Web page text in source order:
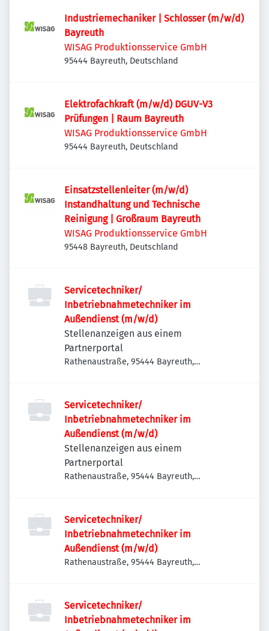
Industriemechaniker | Schlosser (m/w/d)
Bayreuth
WISAG Produktionsservice GmbH
95444 Bayreuth, Deutschland
Elektrofachkraft (m/w/d) DGUV-V3
Prüfungen | Raum Bayreuth
WISAG Produktionsservice GmbH
95444 Bayreuth, Deutschland
Einsatzstellenleiter (m/w/d)
Instandhaltung und Technische
Reinigung | Großraum Bayreuth
WISAG Produktionsservice GmbH
95448 Bayreuth, Deutschland
Servicetechniker/
Inbetriebnahmetechniker im
Außendienst (m/w/d)
Stellenanzeigen aus einem
Partnerportal
Rathenaustraße, 95444 Bayreuth,
Servicetechniker/
Inbetriebnahmetechniker im
Außendienst (m/w/d)
Stellenanzeigen aus einem
Partnerportal
Rathenaustraße, 95444 Bayreuth,
Servicetechniker/
Inbetriebnahmetechniker im
Außendienst (m/w/d)
Rathenaustraße, 95444 Bayreuth,
Servicetechniker/
Inbetriebnahmetechniker im